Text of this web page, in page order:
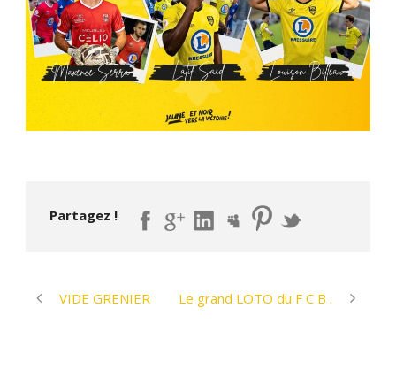
Partagez !
VIDE GRENIER Le grand LOTO du F C B .